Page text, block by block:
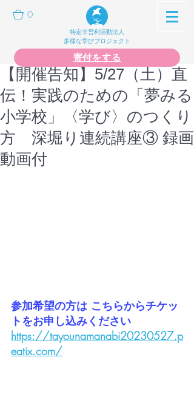
0
特定非営利活動法人
多様な学びプロジェクト
寄付をする
【開催告知】5/27（土）直
伝！実践のための「夢みる
小学校」〈学び〉のつくり
方 深堀り連続講座③ 録画
動画付
参加希望の方は こちらからチケッ
トをお申し込みください
https://tayounamanabi20230527.p
eatix.com/